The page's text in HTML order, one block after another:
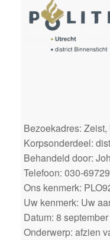
Bezoekadres:
Korpsonderdeel:
Behandeld door:
Telefoon: 030-
Ons kenmerk:
Uw kenmerk: Uw
Datum: 8
Onderwerp: afzien